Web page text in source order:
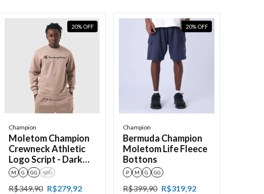
20% OFF
Champion
Moletom Champion
Crewneck Athletic
Logo Script - Dark
Khaki/Bege
M G GG XGG
R$349,90 R$279,92
20% OFF
Champion
Bermuda Champion
Moletom Life Fleece
Bottons
P M G GG
R$399,90 R$319,92